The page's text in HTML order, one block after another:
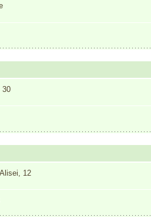
30
12